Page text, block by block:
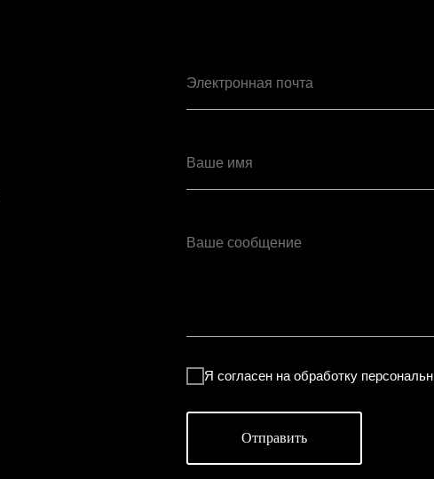
Электронная почта
Ваше имя
Ваше сообщение
Я согласен на обработку
Отправить